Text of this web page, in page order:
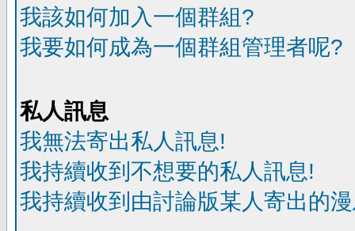
我該如何加入一個群組?
我要如何成為一個群組管理者呢?
私人訊息
我無法寄出私人訊息!
我持續收到不想要的私人訊息!
我持續收到由討論版某人寄出的